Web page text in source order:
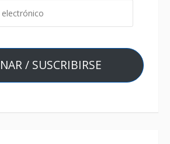
/ SUSCRIBIRSE